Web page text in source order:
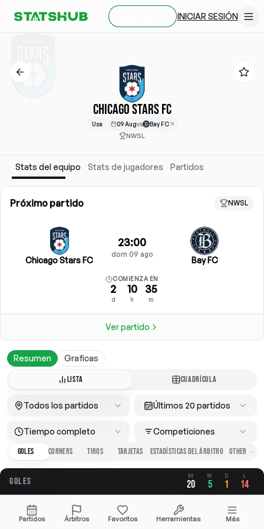
INICIAR SESIÓN
CHICAGO STARS FC
Usa 09 Augvs Bay FC
NWSL
Stats del equipo Stats de jugadores Partidos
Próximo partido NWSL
Chicago Stars FC
23:00
dom 09 ago
Bay FC
COMIENZA EN
2
d
10
h
35
m
Ver partido
Resumen Graficas
LISTA CUADRÍCULA
Todos los partidos Últimos 20 partidos
Tiempo completo
Competiciones
GOLES
CORNERS TIROS TARJETAS ESTADÍSTICAS DEL ÁRBITRO
GOLES M
20
W
5
D
1
L
14
GLOBAL
2.70
A FAVOR
0.65
EN CONTRA
2.05
Partidos Árbitros Favoritos Herramientas Más